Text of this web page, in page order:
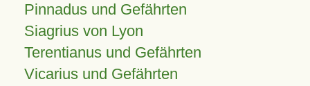
Pinnadus und Gefährten
Siagrius von Lyon
Terentianus und Gefährten
Vicarius und Gefährten